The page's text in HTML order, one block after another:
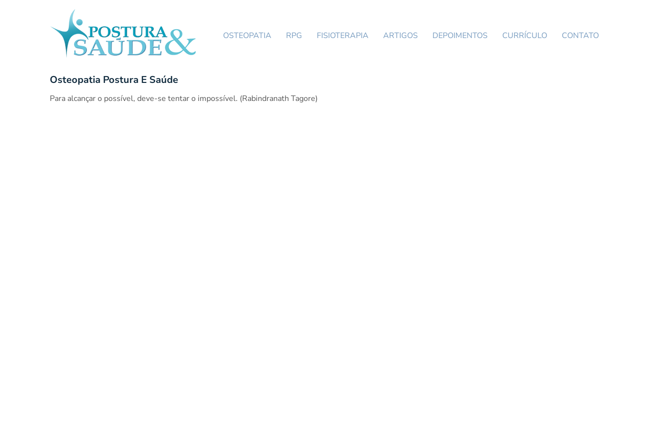
OSTEOPATIA RPG FISIOTERAPIA ARTIGOS DEPOIMENTOS CURRÍCULO CONTATO
Osteopatia Postura E Saúde
Para alcançar o possível, deve-se tentar o impossível. (Rabindranath Tagore)